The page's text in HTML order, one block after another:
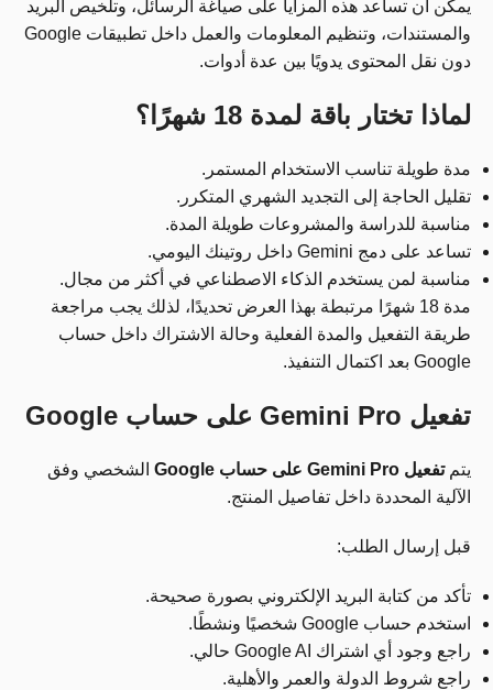
يمكن أن تساعد هذه المزايا على صياغة الرسائل، وتلخيص البريد
والمستندات، وتنظيم المعلومات والعمل داخل تطبيقات Google
دون نقل المحتوى يدويًا بين عدة أدوات.
لماذا تختار باقة لمدة 18 شهرًا؟
مدة طويلة تناسب الاستخدام المستمر.
تقليل الحاجة إلى التجديد الشهري المتكرر.
مناسبة للدراسة والمشروعات طويلة المدة.
تساعد على دمج Gemini داخل روتينك اليومي.
مناسبة لمن يستخدم الذكاء الاصطناعي في أكثر من مجال.
مدة 18 شهرًا مرتبطة بهذا العرض تحديدًا، لذلك يجب مراجعة
طريقة التفعيل والمدة الفعلية وحالة الاشتراك داخل حساب
Google بعد اكتمال التنفيذ.
تفعيل Gemini Pro على حساب Google
يتمتفعيل Gemini Pro على حساب Google
الشخصي وفق
الآلية المحددة داخل تفاصيل المنتج.
قبل إرسال الطلب:
تأكد من كتابة البريد الإلكتروني بصورة صحيحة.
استخدم حساب Google شخصيًا ونشطًا.
راجع وجود أي اشتراك Google AI حالي.
راجع شروط الدولة والعمر والأهلية.